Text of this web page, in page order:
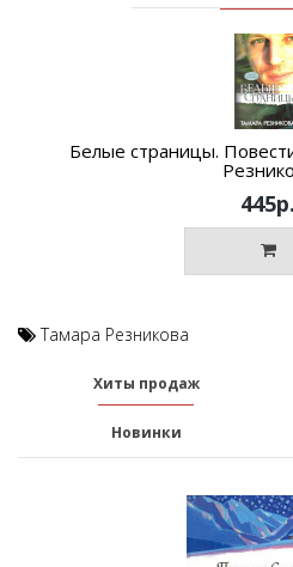
Белые страницы.
445р.
Тамара Резникова
Хиты продаж
Новинки